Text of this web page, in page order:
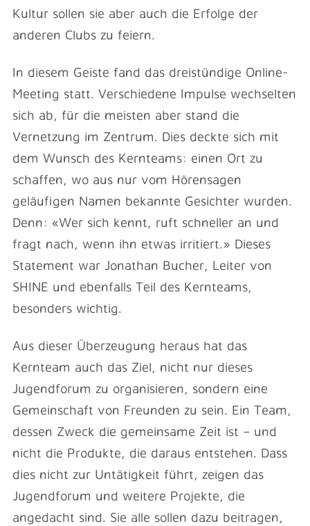
Kultur sollen sie aber auch die Erfolge der
anderen Clubs zu feiern.
In diesem Geiste fand das dreistündige Online-
Meeting statt. Verschiedene Impulse wechselten
sich ab, für die meisten aber stand die
Vernetzung im Zentrum. Dies deckte sich mit
dem Wunsch des Kernteams: einen Ort zu
schaffen, wo aus nur vom Hörensagen
geläufigen Namen bekannte Gesichter wurden.
Denn: «Wer sich kennt, ruft schneller an und
fragt nach, wenn ihn etwas irritiert.» Dieses
Statement war Jonathan Bucher, Leiter von
SHINE und ebenfalls Teil des Kernteams,
besonders wichtig.
Aus dieser Überzeugung heraus hat das
Kernteam auch das Ziel, nicht nur dieses
Jugendforum zu organisieren, sondern eine
Gemeinschaft von Freunden zu sein. Ein Team,
dessen Zweck die gemeinsame Zeit ist – und
nicht die Produkte, die daraus entstehen. Dass
dies nicht zur Untätigkeit führt, zeigen das
Jugendforum und weitere Projekte, die
angedacht sind. Sie alle sollen dazu beitragen,